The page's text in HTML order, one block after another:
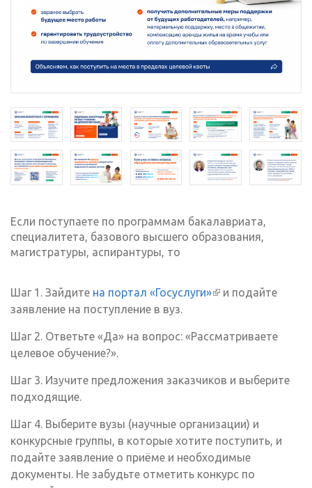
Если поступаете по программам бакалавриата,
специалитета, базового высшего образования,
магистратуры, аспирантуры, то
Шаг 1. Зайдите на портал «Госуслуги»(внешняя
и подайте
заявление на поступление в вуз.
Шаг 2. Ответьте «Да» на вопрос: «Рассматриваете
целевое обучение?».
Шаг 3. Изучите предложения заказчиков и выберите
подходящие.
Шаг 4. Выберите вузы (научные организации) и
конкурсные группы, в которые хотите поступить, и
подайте заявление о приёме и необходимые
документы. Не забудьте отметить конкурс по